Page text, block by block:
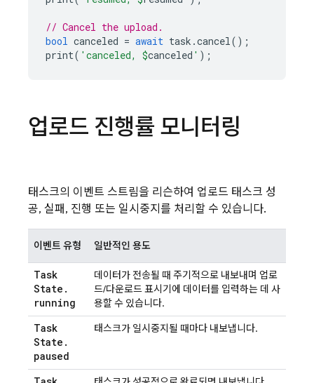
// Cancel the upload.
bool canceled = await task .cancel();
print( 'canceled, $canceled ' );
업로드 진행률 모니터링
태스크의 이벤트 스트림을 리슨하여 업로드 태스크 성
공, 실패, 진행 또는 일시중지를 처리할 수 있습니다.
이벤트 유형 일반적인 용도
Task
State .
running
데이터가 전송될 때 주기적으로 내보내며 업로
드/다운로드 표시기에 데이터를 입력하는 데 사
용할 수 있습니다.
Task
State .
paused
태스크가 일시중지될 때마다 내보냅니다.